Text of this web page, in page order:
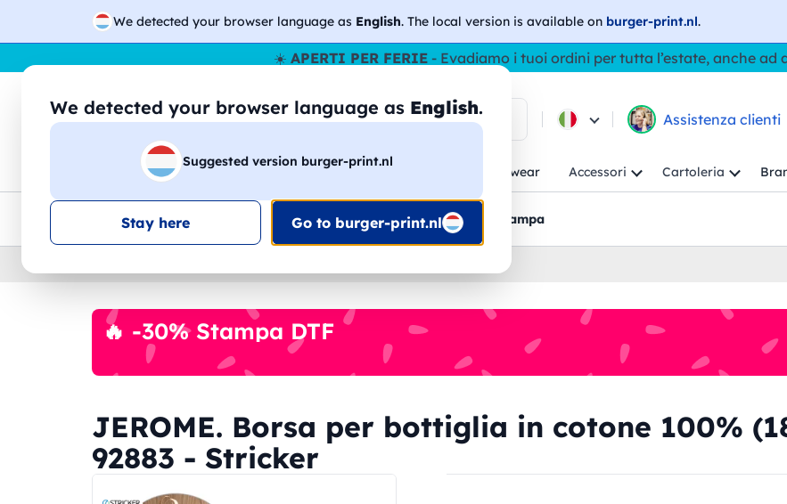
We detected your browser language as English. The local version is available on burger-print.nl.
We detected your browser language as English.
Suggested version burger-print.nl
Stay here Go to burger-print.nl
☀️ APERTI PER FERIE- Evadiamo i tuoi ordini per tutta l’estate, anche ad
🔎 Cerca tra i prodotti Assistenza clienti
Magliette Felpe Uomo Donna Workwear Accessori Cartoleria
Consegna gratis Sconti quantitàAssistenza clientiBozzetti pre-stampa
🔥 -30% Stampa DTF
JEROME. Borsa per bottiglia in cotone 100%
92883 - Stricker